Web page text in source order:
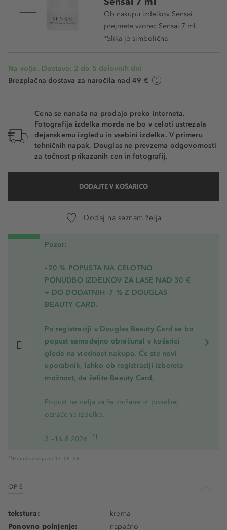
Ob nakupu izdelkov Sensai
prejmete vzorec Sensai 7 ml.
*Slika je simbolična
Na voljo. Dostava: 2 do 5 delovnih dni
Brezplačna dostava za naročila nad 49 €
Cena se nanaša na prodajo preko interneta.
Fotografija izdelka morda ne bo v celoti ustrezala
dejanskemu izgledu in vsebini izdelka. V primeru
tehničnih napak, Douglas ne prevzema odgovornosti
za točnost prikazanih cen in fotografij.
DODAJTE V KOŠARICO
Dodaj na seznam želja
Pozor:
–20 % POPUSTA NA CELOTNO
PONUDBO IZDELKOV ZA LASE NAD 30 €
+ DO DODATNIH -7 % Z DOUGLAS
BEAUTY CARD.
Po registraciji v Douglas Beauty Card se bo
popust samodejno obračunal v košarici
glede na vrednost nakupa. Če ste novi
uporabnik, lahko ob registraciji izberete
možnost, da želite Beauty Card.
Popust ne velja za že znižane in posebej
označene izdelke.
3.–16.8.2026. *1
*1 Ponudba velja do 17. 08. 26.
OPIS
tekstura:
krema
Ponovno polnjenje:
napačno